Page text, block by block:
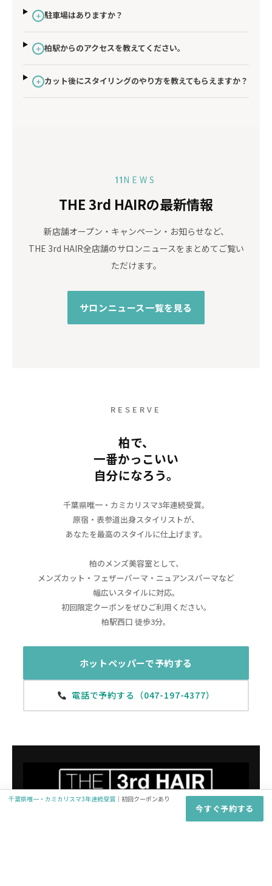
千葉県唯一・カミカリスマ3年連続受賞 ｜初回クーポンあり
今すぐ予約する
+ 駐車場はありますか？
+ 柏駅からのアクセスを教えてください。
+ カット後にスタイリングのやり方を教えてもらえますか？
11NEWS
THE 3rd HAIRの最新情報
新店舗オープン・キャンペーン・お知らせなど、
THE 3rd HAIR全店舗のサロンニュースをまとめてご覧い
ただけます。
サロンニュース一覧を見る
RESERVE
柏で、
一番かっこいい
自分になろう。
千葉県唯一・カミカリスマ3年連続受賞。
原宿・表参道出身スタイリストが、
あなたを最高のスタイルに仕上げます。
柏のメンズ美容室として、
メンズカット・フェザーパーマ・ニュアンスパーマなど
幅広いスタイルに対応。
初回限定クーポンをぜひご利用ください。
柏駅西口 徒歩3分。
ホットペッパーで予約する
電話で予約する（047-197-4377）
THE 3rd HAIR 柏店（柏 メンズ美容室・メンズカット&パー
楽天市場で購入